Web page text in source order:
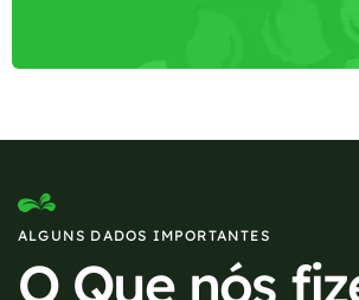
ALGUNS DADOS IMPORTANTES
O Que nós